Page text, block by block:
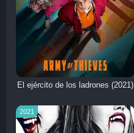
El ejército de los ladrones (2021)
2021